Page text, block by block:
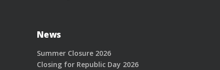
News
Summer Closure 2026
Closing for Republic Day 2026